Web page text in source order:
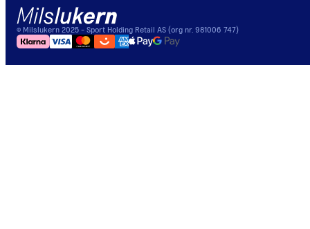
© Milslukern 2025 - Sport Holding Retail AS (org nr. 981006 747)